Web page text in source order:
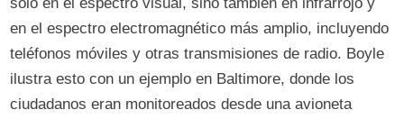
solo en el espectro visual, sino también en infrarrojo y
en el espectro electromagnético más amplio, incluyendo
teléfonos móviles y otras transmisiones de radio. Boyle
ilustra esto con un ejemplo en Baltimore, donde los
ciudadanos eran monitoreados desde una avioneta